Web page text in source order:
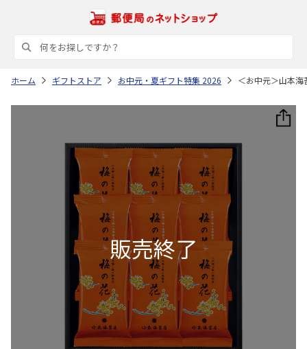
ホーム ギフトストア お中元・夏ギフト特集 2026 ＜お中元＞山本